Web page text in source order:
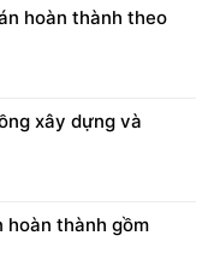
hoàn thành theo
xây dựng và
hoàn thành gồm